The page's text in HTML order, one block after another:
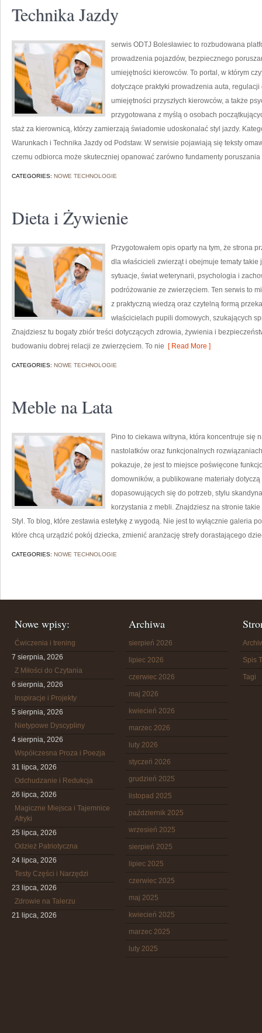
Technika Jazdy
serwis ODTJ Bolesławiec to rozbudowana
prowadzenia pojazdów, bezpiecznego
umiejętności kierowców. To portal, w którym
dotyczące praktyki prowadzenia auta,
umiejętności przyszłych kierowców, a także
przygotowana z myślą o osobach
staż za kierownicą, którzy zamierzają świadomie udoskonalać styl jazdy.
Warunkach i Technika Jazdy od Podstaw. W serwisie pojawiają się teksty
czemu odbiorca może skuteczniej opanować zarówno fundamenty poruszania
CATEGORIES: NOWE TECHNOLOGIE
Dieta i Żywienie
Przygotowałem opis oparty na tym, że strona
dla właścicieli zwierząt i obejmuje tematy
sytuacje, świat weterynarii, psychologia i
podróżowanie ze zwierzęciem. Ten serwis to
z praktyczną wiedzą oraz czytelną formą
właścicielach pupili domowych, szukających
Znajdziesz tu bogaty zbiór treści dotyczących zdrowia, żywienia i
budowaniu dobrej relacji ze zwierzęciem. To nie [ Read More ]
CATEGORIES: NOWE TECHNOLOGIE
Meble na Lata
Pino to ciekawa witryna, która koncentruje się
nastolatków oraz funkcjonalnych
pokazuje, że jest to miejsce poświęcone
domowników, a publikowane materiały
dopasowujących się do potrzeb, stylu
korzystania z mebli. Znajdziesz na stronie
Styl. To blog, które zestawia estetykę z wygodą. Nie jest to wyłącznie galeria
które chcą urządzić pokój dziecka, zmienić aranżację strefy dorastającego
CATEGORIES: NOWE TECHNOLOGIE
Nowe wpisy:
Ćwiczenia i trening
7 sierpnia, 2026
Z Miłości do Czytania
6 sierpnia, 2026
Inspiracje i Projekty
5 sierpnia, 2026
Nietypowe Dyscypliny
4 sierpnia, 2026
Współczesna Proza i Poezja
31 lipca, 2026
Odchudzanie i Redukcja
26 lipca, 2026
Magiczne Miejsca i Tajemnice
Afryki
25 lipca, 2026
Odzież Patriotyczna
24 lipca, 2026
Testy Części i Narzędzi
23 lipca, 2026
Zdrowie na Talerzu
21 lipca, 2026
Archiwa
sierpień 2026
lipiec 2026
czerwiec 2026
maj 2026
kwiecień 2026
marzec 2026
luty 2026
styczeń 2026
grudzień 2025
listopad 2025
październik 2025
wrzesień 2025
sierpień 2025
lipiec 2025
czerwiec 2025
maj 2025
kwiecień 2025
marzec 2025
luty 2025
Spis
Tagi